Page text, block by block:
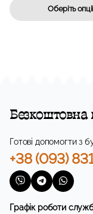
Оберіть
Безкоштовна
Готові допомогти з
+38 (093)
Графік роботи